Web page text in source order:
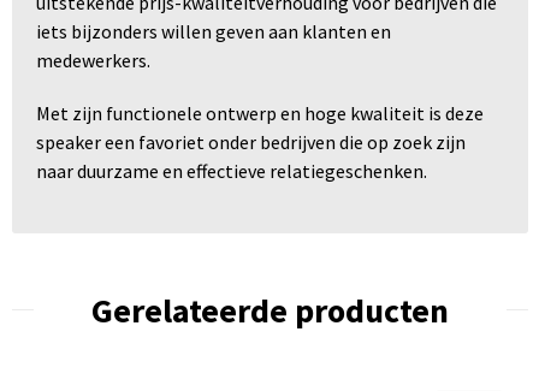
iets bijzonders willen geven aan klanten en
medewerkers.
Met zijn functionele ontwerp en hoge kwaliteit is deze
speaker een favoriet onder bedrijven die op zoek zijn
naar duurzame en effectieve relatiegeschenken.
Gerelateerde producten